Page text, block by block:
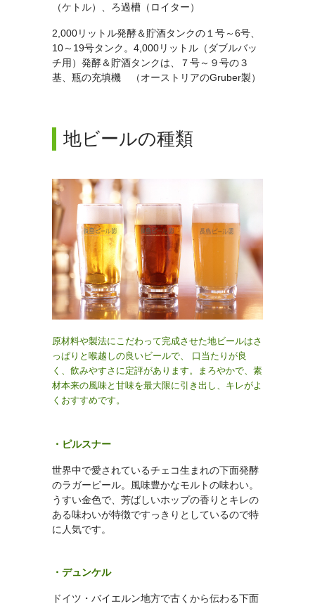
（ケトル）、ろ過槽（ロイター）
2,000リットル発酵＆貯酒タンクの１号～6号、
10～19号タンク。4,000リットル（ダブルバッ
チ用）発酵＆貯酒タンクは、７号～９号の３
基、瓶の充填機 （オーストリアのGruber製）
地ビールの種類
原材料や製法にこだわって完成させた地ビールはさ
っぱりと喉越しの良いビールで、 口当たりが良
く、飲みやすさに定評があります。
まろやかで、素
材本来の風味と甘味を最大限に引き出し、 キレがよ
くおすすめです。
・ピルスナー
世界中で愛されているチェコ生まれの下面発酵
のラガービール。風味豊かなモルトの味わい。
うすい金色で、芳ばしいホップの香りとキレの
ある味わいが特徴ですっきりとしているので特
に人気です。
・デュンケル
ドイツ・バイエルン地方で古くから伝わる下面